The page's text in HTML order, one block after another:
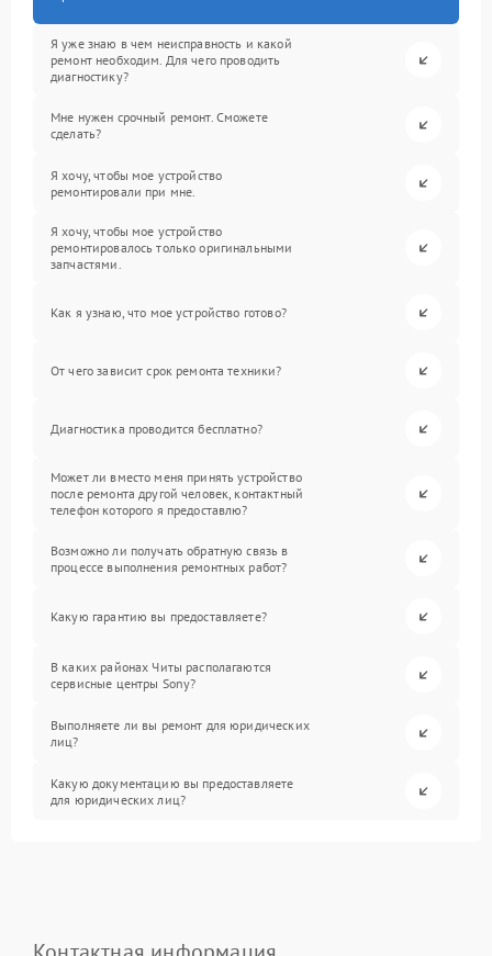
Я уже знаю в чем неисправность и какой
ремонт необходим. Для чего проводить
диагностику?
Мне нужен срочный ремонт. Сможете
сделать?
Я хочу, чтобы мое устройство
ремонтировали при мне.
Я хочу, чтобы мое устройство
ремонтировалось только оригинальными
запчастями.
Как я узнаю, что мое устройство готово?
От чего зависит срок ремонта техники?
Диагностика проводится бесплатно?
Может ли вместо меня принять устройство
после ремонта другой человек, контактный
телефон которого я предоставлю?
Возможно ли получать обратную связь в
процессе выполнения ремонтных работ?
Какую гарантию вы предоставляете?
В каких районах Читы располагаются
сервисные центры Sony?
Выполняете ли вы ремонт для юридических
лиц?
Какую документацию вы предоставляете
для юридических лиц?